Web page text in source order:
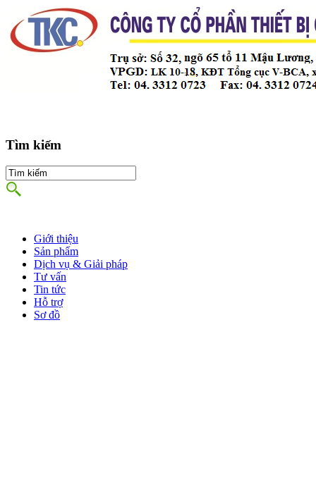
Tìm kiếm
Giới thiệu
Sản phẩm
Dịch vụ & Giải pháp
Tư vấn
Tin tức
Hỗ trợ
Sơ đồ